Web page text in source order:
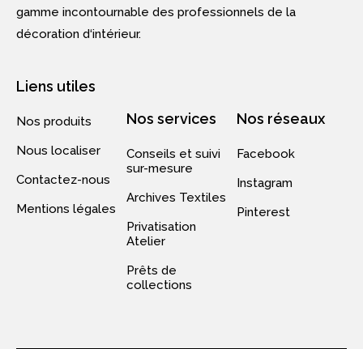
gamme incontournable des professionnels de la
décoration d‘intérieur.
Liens utiles
Nos produits
Nous localiser
Contactez-nous
Mentions légales
Nos services
Conseils et suivi
sur-mesure
Archives Textiles
Privatisation
Atelier
Prêts de
collections
Nos réseaux
Facebook
Instagram
Pinterest